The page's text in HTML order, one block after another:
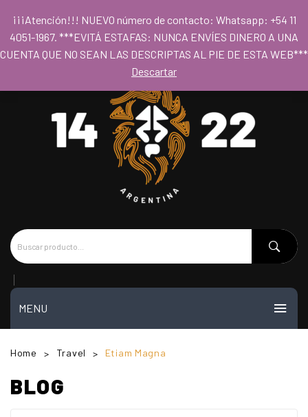
- Horario 09hs a 18hs
MENU
Home > Travel > Etiam Magna
BLOG
¡¡¡Atención!!! NUEVO número de contacto: Whatsapp: +54 11
4051-1967. ***EVITÁ ESTAFAS: NUNCA ENVÍES DINERO A UNA
CUENTA QUE NO SEAN LAS DESCRIPTAS AL PIE DE ESTA WEB***
Descartar